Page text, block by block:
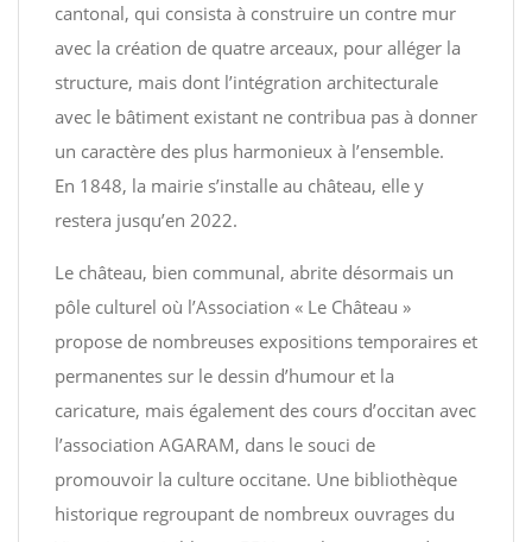
cantonal, qui consista à construire un contre mur
avec la création de quatre arceaux, pour alléger la
structure, mais dont l’intégration architecturale
avec le bâtiment existant ne contribua pas à donner
un caractère des plus harmonieux à l’ensemble.
En 1848, la mairie s’installe au château, elle y
restera jusqu’en 2022.
Le château, bien communal, abrite désormais un
pôle culturel où l’Association « Le Château »
propose de nombreuses expositions temporaires et
permanentes sur le dessin d’humour et la
caricature, mais également des cours d’occitan avec
l’association AGARAM, dans le souci de
promouvoir la culture occitane. Une bibliothèque
historique regroupant de nombreux ouvrages du